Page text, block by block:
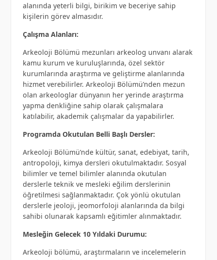
alanında yeterli bilgi, birikim ve beceriye sahip
kişilerin görev almasıdır.
Çalışma Alanları:
Arkeoloji Bölümü mezunları arkeolog unvanı alarak
kamu kurum ve kuruluşlarında, özel sektör
kurumlarında araştırma ve geliştirme alanlarında
hizmet verebilirler. Arkeoloji Bölümü’nden mezun
olan arkeologlar dünyanın her yerinde araştırma
yapma denkliğine sahip olarak çalışmalara
katılabilir, akademik çalışmalar da yapabilirler.
Programda Okutulan Belli Başlı Dersler:
Arkeoloji Bölümü’nde kültür, sanat, edebiyat, tarih,
antropoloji, kimya dersleri okutulmaktadır. Sosyal
bilimler ve temel bilimler alanında okutulan
derslerle teknik ve mesleki eğilim derslerinin
öğretilmesi sağlanmaktadır. Çok yönlü okutulan
derslerle jeoloji, jeomorfoloji alanlarında da bilgi
sahibi olunarak kapsamlı eğitimler alınmaktadır.
Mesleğin Gelecek 10 Yıldaki Durumu:
Arkeoloji bölümü, araştırmaların ve incelemelerin